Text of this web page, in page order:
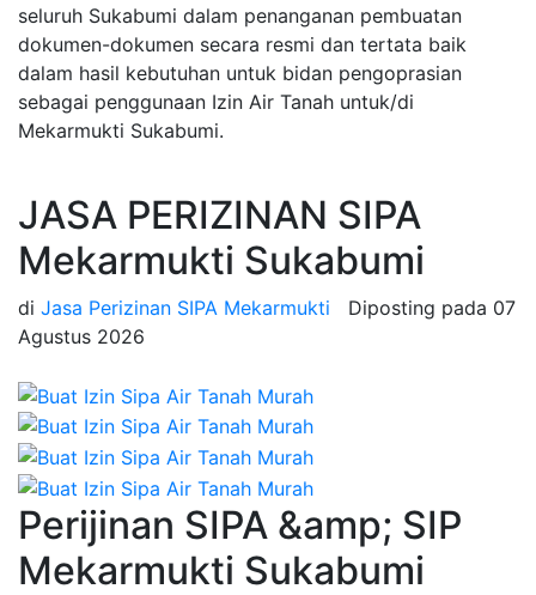
seluruh Sukabumi dalam penanganan pembuatan
dokumen-dokumen secara resmi dan tertata baik
dalam hasil kebutuhan untuk bidan pengoprasian
sebagai penggunaan Izin Air Tanah untuk/di
Mekarmukti Sukabumi.
JASA PERIZINAN SIPA
Mekarmukti Sukabumi
di Jasa Perizinan SIPA Mekarmukti Diposting pada 07
Agustus 2026
Perijinan SIPA &amp; SIP
Mekarmukti Sukabumi